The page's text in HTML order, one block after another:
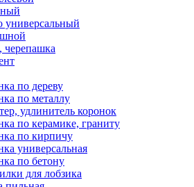
универсальный
черепашка
по дереву
по металлу
удлинитель коронок
по керамике, граниту
по кирпичу
универсальная
по бетону
для лобзика